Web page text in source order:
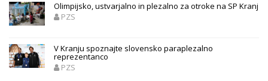
Olimpijsko, ustvarjalno in plezalno za otroke na SP Kranj
PZS
V Kranju spoznajte slovensko paraplezalno
reprezentanco
PZS